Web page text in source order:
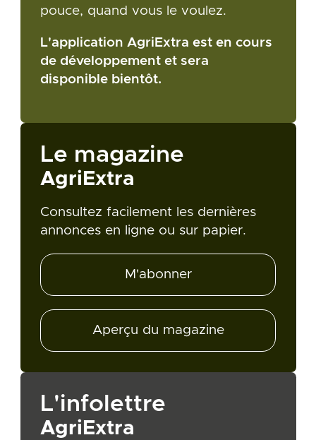
pouce, quand vous le voulez.
L'application AgriExtra est en cours
de développement et sera
disponible bientôt.
Le magazine
AgriExtra
Consultez facilement les dernières
annonces en ligne ou sur papier.
M'abonner
Aperçu du magazine
L'infolettre
AgriExtra